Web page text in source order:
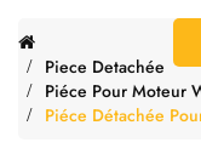
Piece Detachée
Piéce Pour Moteur
Piéce Détachée